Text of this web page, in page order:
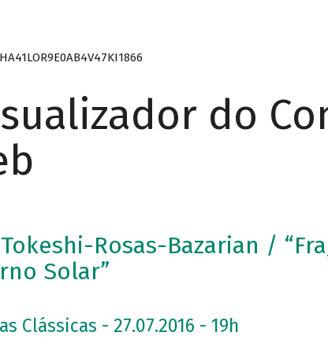
do
Rosas-Bazarian /
Solar”
Clássicas - 27.07.2016 - 19h